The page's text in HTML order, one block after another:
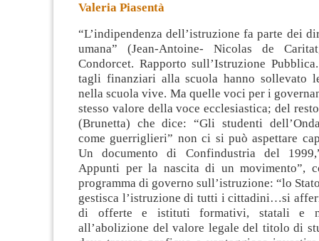
Valeria Piasentà
“L’indipendenza dell’istruzione fa parte dei
umana” (Jean-Antoine- Nicolas de
Condorcet. Rapporto sull’Istruzione
tagli finanziari alla scuola hanno sollevato
nella scuola vive. Ma quelle vociper i
stesso valore della voce ecclesiastica; del
(Brunetta) che dice: “Gli studenti
come guerriglieri” non ci si può aspettare
Un documento di Confindustria del
Appunti per la nascita di un movimento”,
programma di governo sull’istruzione: “lo
gestisca l’istruzione di tutti i cittadini…si
di offerte e istituti formativi, statali e
all’abolizione del valore legale del titolo di